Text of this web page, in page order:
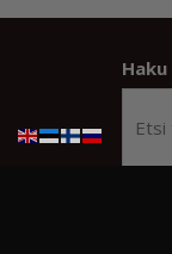
Haku